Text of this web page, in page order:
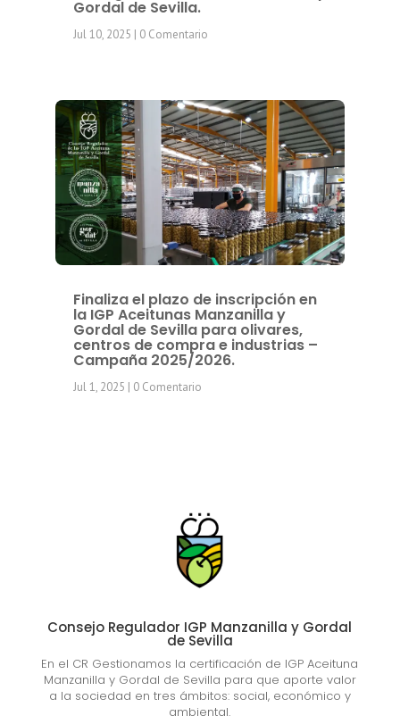
Gordal de Sevilla.
Jul 10, 2025 | 0 Comentario
Finaliza el plazo de inscripción en
la IGP Aceitunas Manzanilla y
Gordal de Sevilla para olivares,
centros de compra e industrias –
Campaña 2025/2026.
Jul 1, 2025 | 0 Comentario
Consejo Regulador IGP Manzanilla y Gordal
de Sevilla
En el CR Gestionamos la certificación de IGP Aceituna
Manzanilla y Gordal de Sevilla para que aporte valor
a la sociedad en tres ámbitos: social, económico y
ambiental.